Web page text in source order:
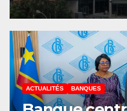
ACTUALITÉS BANQUES